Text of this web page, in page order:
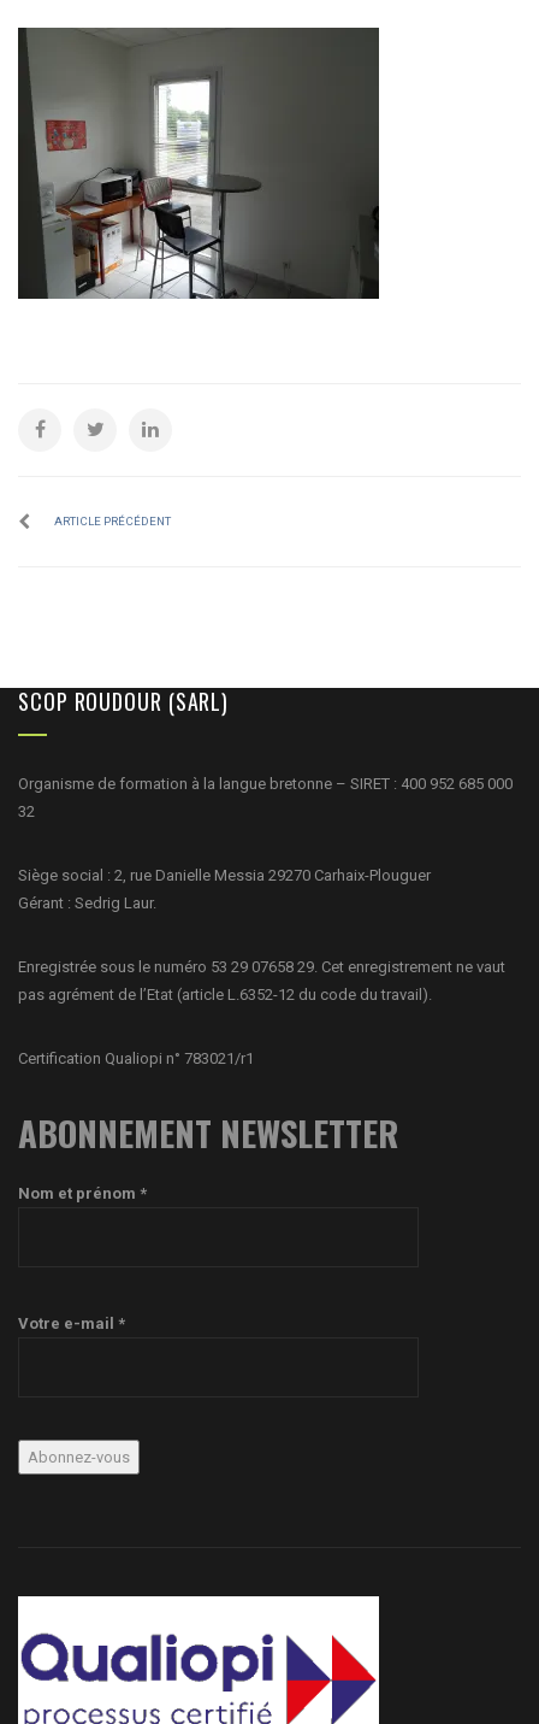
ARTICLE PRÉCÉDENT
SCOP ROUDOUR (SARL)
Organisme de formation à la langue bretonne – SIRET : 400 952 685 000
32
Siège social : 2, rue Danielle Messia 29270 Carhaix-Plouguer
Gérant : Sedrig Laur.
Enregistrée sous le numéro 53 29 07658 29. Cet enregistrement ne vaut
pas agrément de l’Etat (article L.6352-12 du code du travail).
Certification Qualiopi n° 783021/r1
ABONNEMENT NEWSLETTER
Nom et prénom *
Votre e-mail *